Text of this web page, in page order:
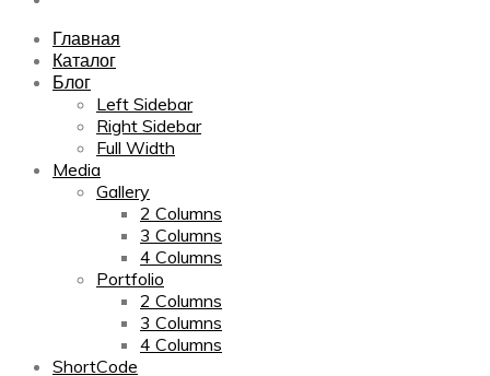
Главная
Каталог
Блог
Left Sidebar
Right Sidebar
Full Width
Media
Gallery
2 Columns
3 Columns
4 Columns
Portfolio
2 Columns
3 Columns
4 Columns
ShortCode